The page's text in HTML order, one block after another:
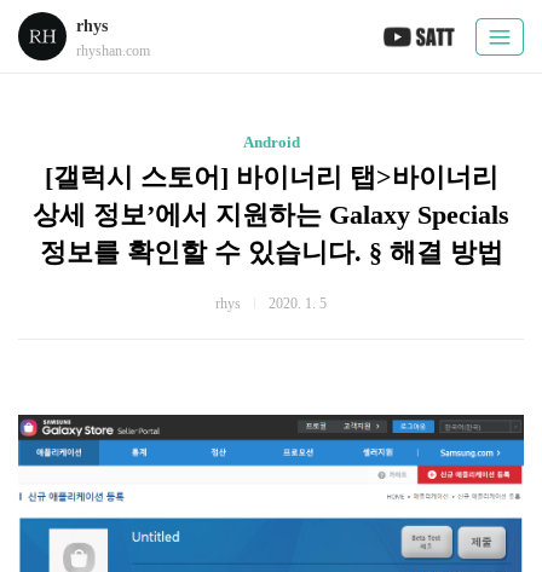
rhys
rhyshan.com
Android
[갤럭시 스토어] 바이너리 탭>바이너리
상세 정보’에서 지원하는 Galaxy Specials
정보를 확인할 수 있습니다. § 해결 방법
rhys 2020. 1. 5